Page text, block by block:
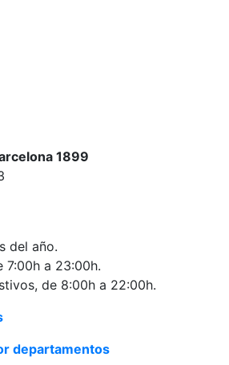
1899
del año.
7:00h a 23:00h.
de 8:00h a 22:00h.
departamentos